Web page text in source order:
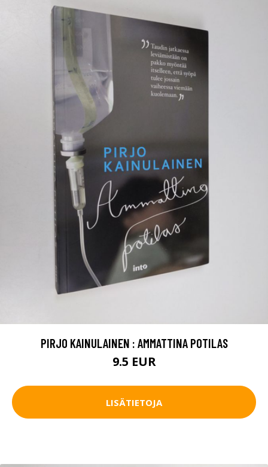
PIRJO KAINULAINEN : AMMATTINA POTILAS
9.5 EUR
LISÄTIETOJA